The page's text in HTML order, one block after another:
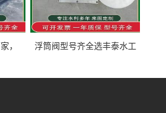
，
浮筒阀型号齐全选丰泰水工
道水库电站污水处理钢制闸